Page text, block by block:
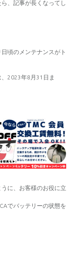
、記事が長くなってし
頃のメンテナンスがト
2023年8月31日ま
に、お客様のお役に立
でバッテリーの状態を